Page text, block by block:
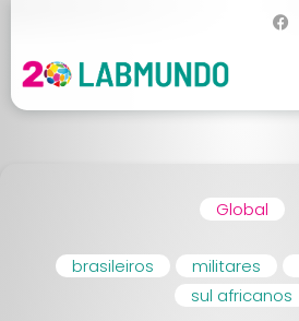
Global
brasileiros militares
sul africanos